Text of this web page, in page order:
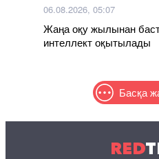
06.08.2026, 05:07
Жаңа оқу жылынан
интеллект оқытылады
Басқа
RED